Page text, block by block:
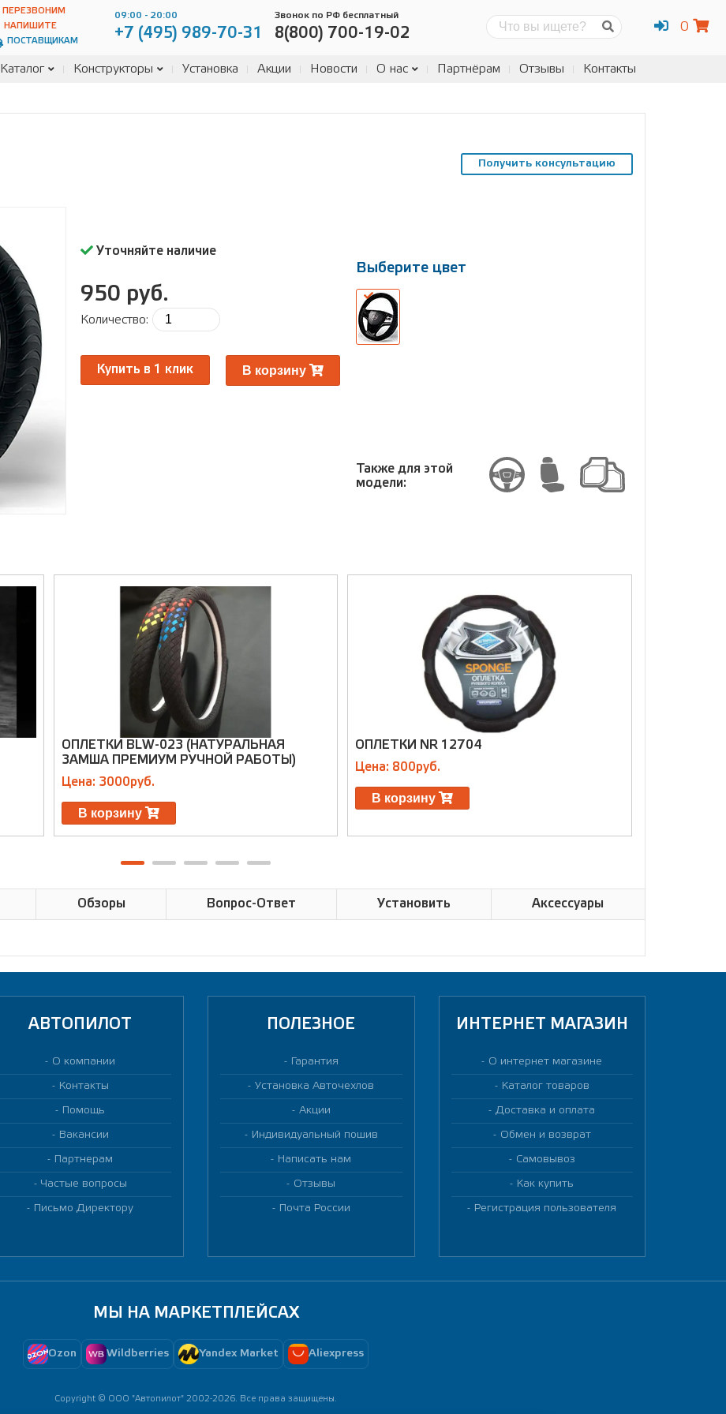
ПЕРЕЗВОНИМ
НАПИШИТЕ
ПОСТАВЩИКАМ
09:00 - 20:00
+7 (495) 989-70-31
Звонок по РФ бесплатный
8(800) 700-19-02 0
Каталог Конструкторы Установка Акции Новости О нас Партнёрам Отзывы Контакты
Получить консультацию
Уточняйте наличие
950 руб.
Количество:
Купить в 1 клик В корзину
Выберите цвет
Выберите
размер
Также для этой
модели:
ОПЛЕТКИ BLW-023 (НАТУРАЛЬНАЯ
ЗАМША ПРЕМИУМ РУЧНОЙ РАБОТЫ)
Цена: 3000руб.
В корзину
ОПЛЕТКИ NR 12704
Цена: 800руб.
В корзину
Обзоры Вопрос-Ответ Установить Аксессуары
АВТОПИЛОТ
О компании
Контакты
Помощь
Вакансии
Партнерам
Частые вопросы
Письмо Директору
ПОЛЕЗНОЕ
Гарантия
Установка Авточехлов
Акции
Индивидуальный пошив
Написать нам
Отзывы
Почта России
ИНТЕРНЕТ МАГАЗИН
О интернет магазине
Каталог товаров
Доставка и оплата
Обмен и возврат
Самовывоз
Как купить
Регистрация пользователя
МЫ НА МАРКЕТПЛЕЙСАХ
Ozon Wildberries Yandex Market Aliexpress
Copyright © ООО "Автопилот" 2002-2026. Все права защищены.